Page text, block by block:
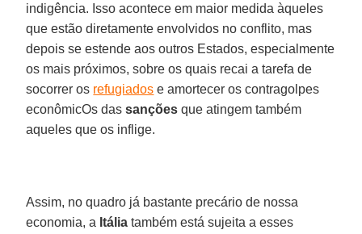
indigência. Isso acontece em maior medida àqueles
que estão diretamente envolvidos no conflito, mas
depois se estende aos outros Estados, especialmente
os mais próximos, sobre os quais recai a tarefa de
socorrer os refugiados e amortecer os contragolpes
econômicOs dassanções que atingem também
aqueles que os inflige.
Assim, no quadro já bastante precário de nossa
economia, a Itália também está sujeita a esses